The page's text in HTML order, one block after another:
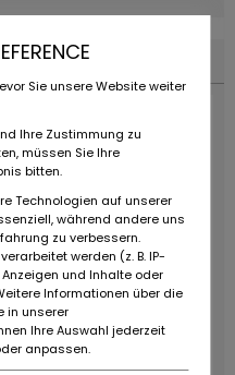
Sie unsere Website weiter
Ihre Zustimmung zu
müssen Sie Ihre
bitten.
Technologien auf unserer
während andere uns
zu verbessern.
werden (z. B. IP-
und Inhalte oder
Informationen über die
in unserer
Ihre Auswahl jederzeit
anpassen.